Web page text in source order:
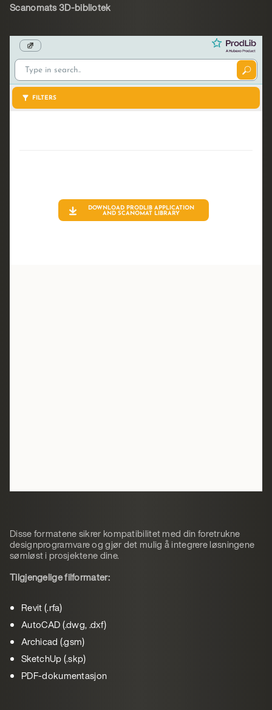
Scanomats 3D-bibliotek
Disse formatene sikrer kompatibilitet med din foretrukne
designprogramvare og gjør det mulig å integrere løsningene
sømløst i prosjektene dine.
Tilgjengelige filformater:
Revit (.rfa)
AutoCAD (.dwg, .dxf)
Archicad (.gsm)
SketchUp (.skp)
PDF-dokumentasjon